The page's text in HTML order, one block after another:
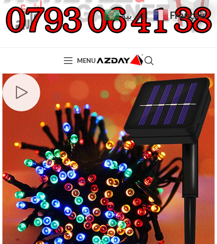
MENU
العربية Français